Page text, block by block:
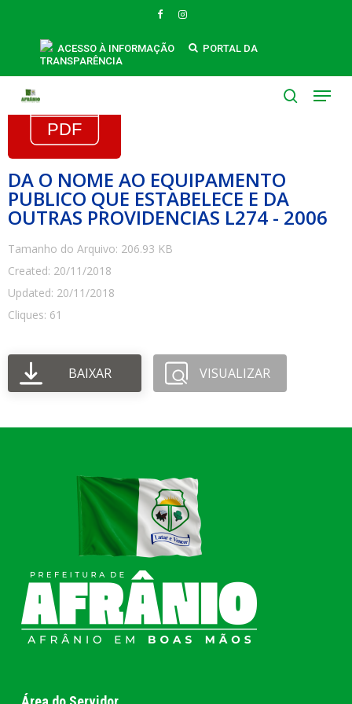
FACEBOOKINSTAGRAM
ACESSO À INFORMAÇÃO
PORTAL DA
TRANSPARÊNCIA
Menu
DA O NOME AO EQUIPAMENTO
PUBLICO QUE ESTABELECE E DA
OUTRAS PROVIDENCIAS L274 - 2006
Tamanho do Arquivo: 206.93 KB
Created: 20/11/2018
Updated: 20/11/2018
Cliques: 61
BAIXAR VISUALIZAR